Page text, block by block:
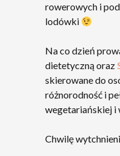
rowerowych i
lodówki
Na co dzień
dietetyczną oraz
skierowane do
różnorodność i
wegetariańskiej i
Chwilę